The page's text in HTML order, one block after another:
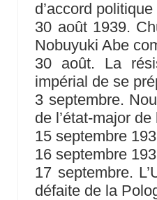
d’accord
30 août 1939.
Nobuyuki Abe
30 août. La
impérial de se
3 septembre.
de l’état-major
15 septembre
16 septembre
17 septembre.
défaite de la